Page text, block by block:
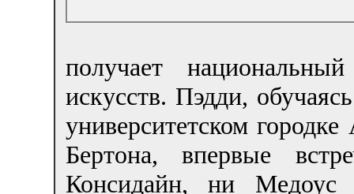
получает
искусств. Пэдди,
университетском
Бертона, впервые
Консидайн, ни Медоус